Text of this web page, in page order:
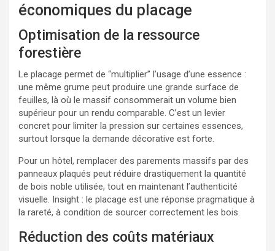
économiques du placage
Optimisation de la ressource
forestière
Le placage permet de “multiplier” l’usage d’une essence :
une même grume peut produire une grande surface de
feuilles, là où le massif consommerait un volume bien
supérieur pour un rendu comparable. C’est un levier
concret pour limiter la pression sur certaines essences,
surtout lorsque la demande décorative est forte.
Pour un hôtel, remplacer des parements massifs par des
panneaux plaqués peut réduire drastiquement la quantité
de bois noble utilisée, tout en maintenant l’authenticité
visuelle. Insight : le placage est une réponse pragmatique à
la rareté, à condition de sourcer correctement les bois.
Réduction des coûts matériaux